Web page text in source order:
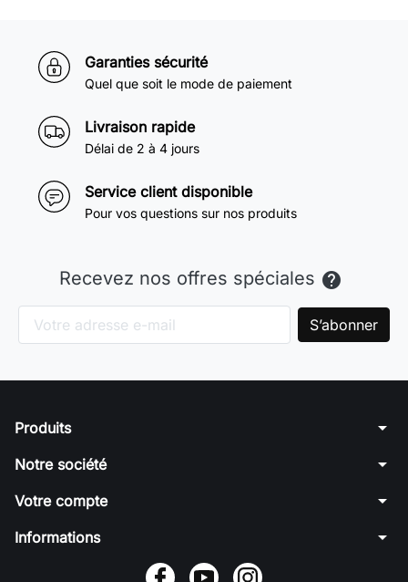
Garanties sécurité
Quel que soit le mode de paiement
Livraison rapide
Délai de 2 à 4 jours
Service client disponible
Pour vos questions sur nos produits
Recevez nos offres spéciales 
Produits arrow_drop_down
Notre société arrow_drop_down
Votre compte arrow_drop_down
Informations arrow_drop_down